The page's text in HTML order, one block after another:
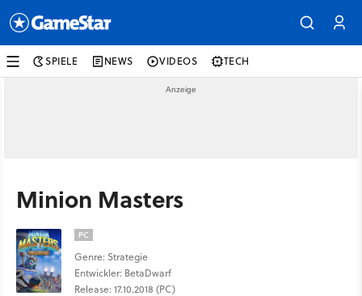
SPIELE NEWS VIDEOS TECH
Minion Masters
PC
Genre: Strategie
Entwickler: BetaDwarf
Release: 17.10.2018 (PC)